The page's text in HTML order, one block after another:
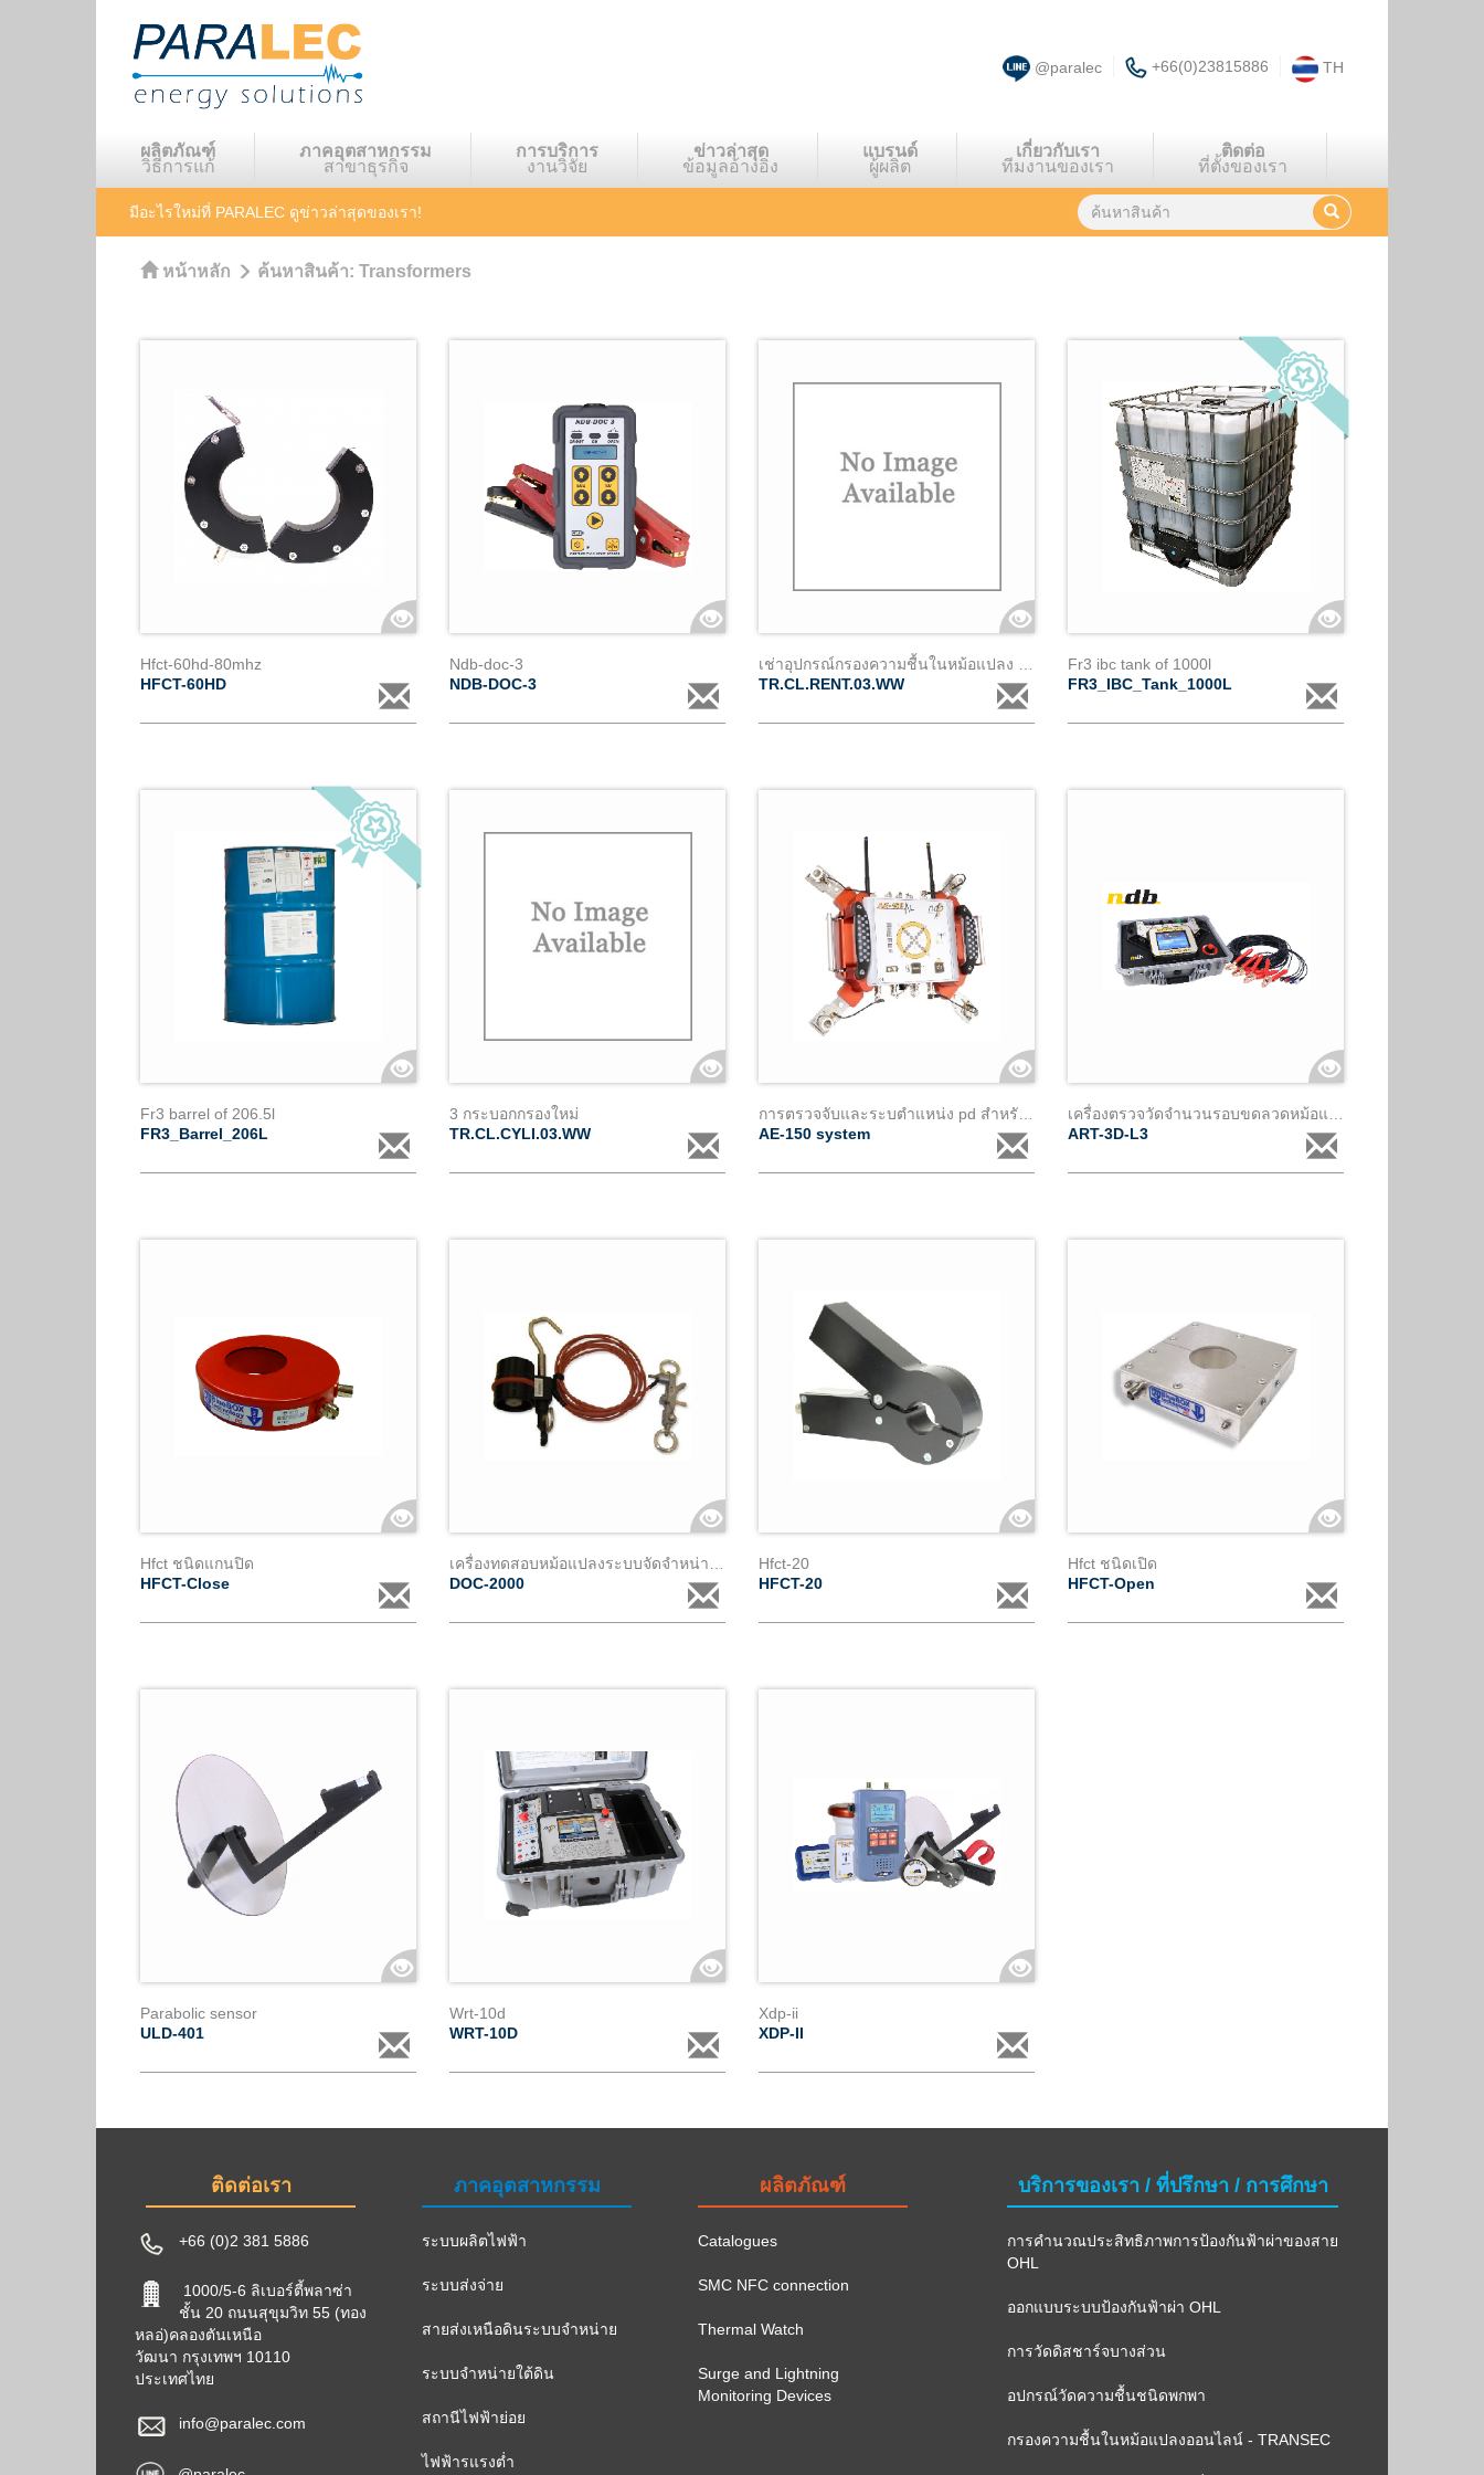
@paralec +66(0)23815886 TH
ผลิตภัณฑ์
วิธีการแก้
ภาคอุตสาหกรรม
สาขาธุรกิจ
การบริการ
งานวิจัย
ข่าวล่าสุด
ข้อมูลอ้างอิง
แบรนด์
ผู้ผลิต
เกี่ยวกับเรา
ทีมงานของเรา
ติดต่อ
ที่ตั้งของเรา
มีอะไรใหม่ที่ PARALEC ดูข่าวล่าสุดของเรา!
หน้าหลัก ค้นหาสินค้า: Transformers
พบผลลัพธ์15 รายการ
Hfct-60hd-80mhz
HFCT-60HD
Ndb-doc-3
NDB-DOC-3
TR.CL.RENT.03.WW
Fr3 ibc tank of 1000l
FR3_IBC_Tank_1000L
Fr3 barrel of 206.5l
FR3_Barrel_206L
3 กระบอกกรองใหม่
TR.CL.CYLI.03.WW
AE-150 system
ART-3D-L3
Hfct ชนิดแกนปิด
HFCT-Close
DOC-2000
Hfct-20
HFCT-20
Hfct ชนิดเปิด
HFCT-Open
Parabolic sensor
ULD-401
Wrt-10d
WRT-10D
Xdp-ii
XDP-II
ติดต่อเรา
+66 (0)2 381 5886
1000/5-6 ลิเบอร์ตี้พลาซ่า
ชั้น 20 ถนนสุขุมวิท 55 (ทอง
หลอ่)คลองตันเหนือ
วัฒนา กรุงเทพฯ 10110
ประเทศไทย
info@paralec.com
ภาคอุตสาหกรรม
ระบบผลิตไฟฟ้า
ระบบส่งจ่าย
สายส่งเหนือดินระบบจำหน่าย
ระบบจำหน่ายใต้ดิน
สถานีไฟฟ้าย่อย
ไฟฟ้ารแรงต่ำ
ผลิตภัณฑ์
Catalogues
SMC NFC connection
Thermal Watch
Surge and Lightning
Monitoring Devices
บริการของเรา / ที่ปรึกษา / การศึกษา
การคำนวณประสิทธิภาพการป้องกันฟ้าผ่าของสาย
OHL
ออกแบบระบบป้องกันฟ้าผ่า OHL
การวัดดิสชาร์จบางส่วน
อปกรณ์วัดความชื้นชนิดพกพา
กรองความชื้นในหม้อแปลงออนไลน์ - TRANSEC